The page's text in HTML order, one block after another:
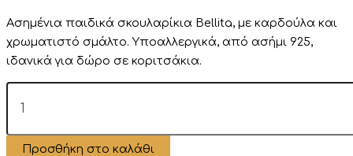
Ασημένια παιδικά σκουλαρίκια Bellita, με καρδούλα και
χρωματιστό σμάλτο. Υποαλλεργικά, από ασήμι 925,
ιδανικά για δώρο σε κοριτσάκια.
Παιδικά
Σκουλαρίκια
ποσότητα
Προσθήκη στο καλάθι